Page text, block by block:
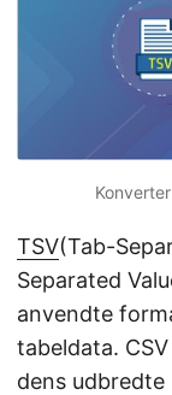
TSV(Tab-
Separated
anvendte
tabeldata.
dens